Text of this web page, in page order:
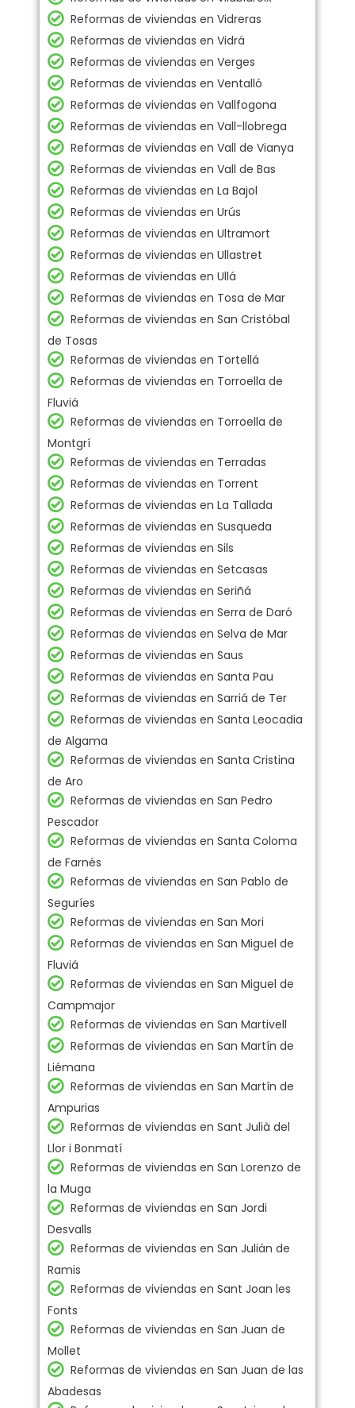
Reformas de viviendas en Vidreras
Reformas de viviendas en Vidrá
Reformas de viviendas en Verges
Reformas de viviendas en Ventalló
Reformas de viviendas en Vallfogona
Reformas de viviendas en Vall-llobrega
Reformas de viviendas en Vall de Vianya
Reformas de viviendas en Vall de Bas
Reformas de viviendas en La Bajol
Reformas de viviendas en Urús
Reformas de viviendas en Ultramort
Reformas de viviendas en Ullastret
Reformas de viviendas en Ullá
Reformas de viviendas en Tosa de Mar
Reformas de viviendas en San Cristóbal
de Tosas
Reformas de viviendas en Tortellá
Reformas de viviendas en Torroella de
Fluviá
Reformas de viviendas en Torroella de
Montgrí
Reformas de viviendas en Terradas
Reformas de viviendas en Torrent
Reformas de viviendas en La Tallada
Reformas de viviendas en Susqueda
Reformas de viviendas en Sils
Reformas de viviendas en Setcasas
Reformas de viviendas en Seriñá
Reformas de viviendas en Serra de Daró
Reformas de viviendas en Selva de Mar
Reformas de viviendas en Saus
Reformas de viviendas en Santa Pau
Reformas de viviendas en Sarriá de Ter
Reformas de viviendas en Santa Leocadia
de Algama
Reformas de viviendas en Santa Cristina
de Aro
Reformas de viviendas en San Pedro
Pescador
Reformas de viviendas en Santa Coloma
de Farnés
Reformas de viviendas en San Pablo de
Seguríes
Reformas de viviendas en San Mori
Reformas de viviendas en San Miguel de
Fluviá
Reformas de viviendas en San Miguel de
Campmajor
Reformas de viviendas en San Martivell
Reformas de viviendas en San Martín de
Liémana
Reformas de viviendas en San Martín de
Ampurias
Reformas de viviendas en Sant Julià del
Llor i Bonmatí
Reformas de viviendas en San Lorenzo de
la Muga
Reformas de viviendas en San Jordi
Desvalls
Reformas de viviendas en San Julián de
Ramis
Reformas de viviendas en Sant Joan les
Fonts
Reformas de viviendas en San Juan de
Mollet
Reformas de viviendas en San Juan de las
Abadesas